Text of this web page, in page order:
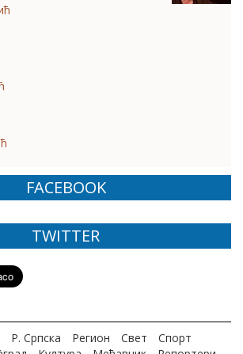
FACEBOOK
TWITTER
Р. Српска Регион Свет
Спорт